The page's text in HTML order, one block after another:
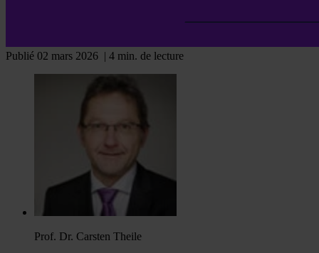
Publié 02 mars 2026 | 4 min. de lecture
Prof. Dr. Carsten Theile